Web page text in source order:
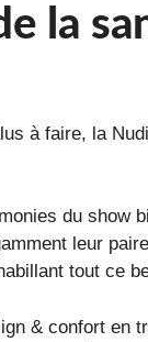
la
à faire, la
du show
leur
tout ce
& confort en